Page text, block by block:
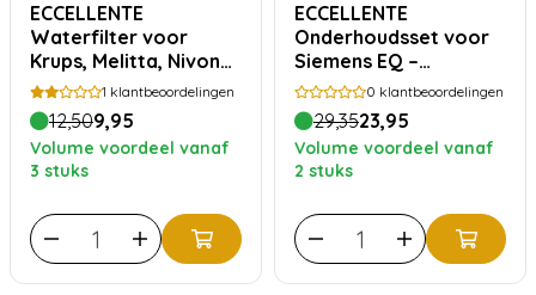
ECCELLENTE
Waterfilter voor
Krups, Melitta, Nivona
en WMF Perfection
1 klantbeoordelingen
12,509,95
Volume voordeel vanaf
3 stuks
ECCELLENTE
Onderhoudsset voor
Siemens EQ –
Waterfilter, Ontkalker
& Reiniging
0 klantbeoordelingen
29,3523,95
Volume voordeel vanaf
2 stuks